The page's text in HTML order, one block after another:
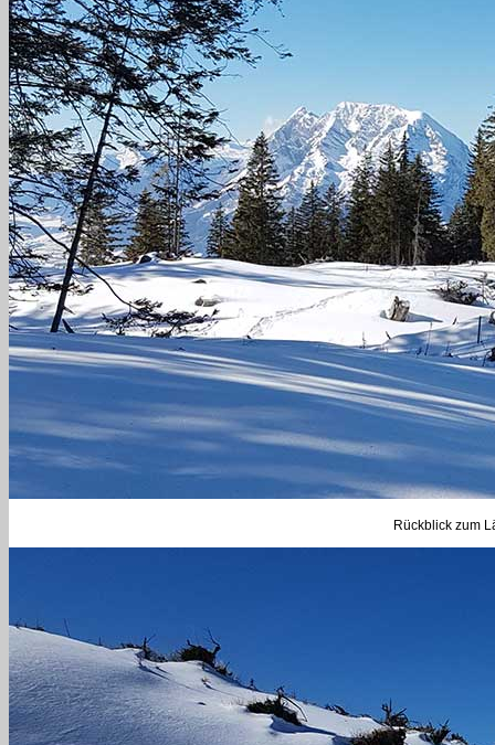
Rückblick zum